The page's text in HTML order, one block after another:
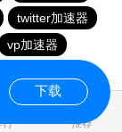
twitter加速器
vp加速器
行 推荐
下载
0.847005s